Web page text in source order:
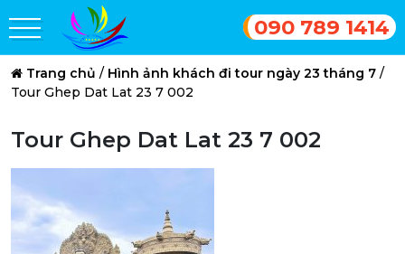
090 789 1414
Trang chủ / Hình ảnh khách đi tour ngày 23 tháng 7 /
Tour Ghep Dat Lat 23 7 002
Tour Ghep Dat Lat 23 7 002